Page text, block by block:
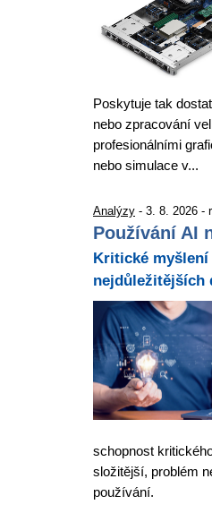
Poskytuje tak
nebo zpracování
profesionálními
nebo simulace v...
Analýzy - 3. 8. 2026 -
Používání AI
Kritické
nejdůležitějších
schopnost
složitější, problém
používání.